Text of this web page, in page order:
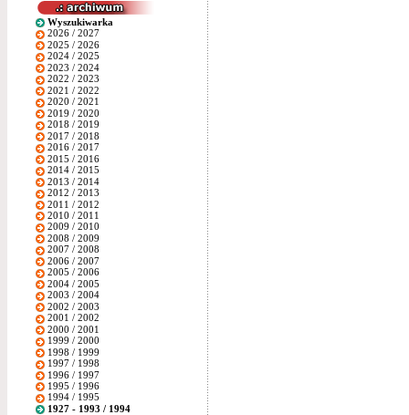
Wyszukiwarka
2026 / 2027
2025 / 2026
2024 / 2025
2023 / 2024
2022 / 2023
2021 / 2022
2020 / 2021
2019 / 2020
2018 / 2019
2017 / 2018
2016 / 2017
2015 / 2016
2014 / 2015
2013 / 2014
2012 / 2013
2011 / 2012
2010 / 2011
2009 / 2010
2008 / 2009
2007 / 2008
2006 / 2007
2005 / 2006
2004 / 2005
2003 / 2004
2002 / 2003
2001 / 2002
2000 / 2001
1999 / 2000
1998 / 1999
1997 / 1998
1996 / 1997
1995 / 1996
1994 / 1995
1927 - 1993 / 1994